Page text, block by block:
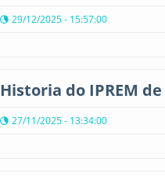
29/12/2025 - 15:57:00
Historia do IPREM
27/11/2025 - 13:34:00